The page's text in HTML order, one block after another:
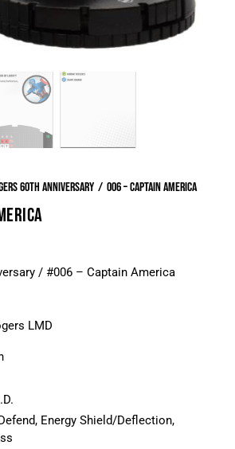
60th Anniversary 006 – Captain America
/ #006 – Captain America
LMD
Energy Shield/Deflection,